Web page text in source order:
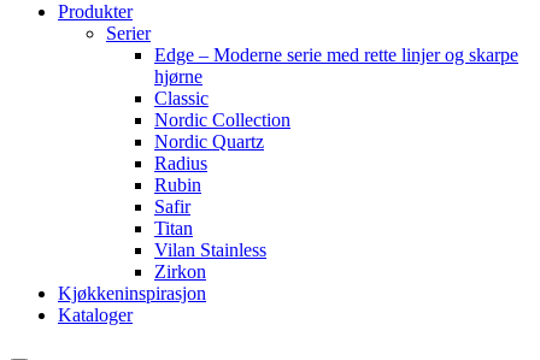
Produkter
Serier
Edge – Moderne serie med rette linjer og skarpe
hjørne
Classic
Nordic Collection
Nordic Quartz
Radius
Rubin
Safir
Titan
Vilan Stainless
Zirkon
Kjøkkeninspirasjon
Kataloger